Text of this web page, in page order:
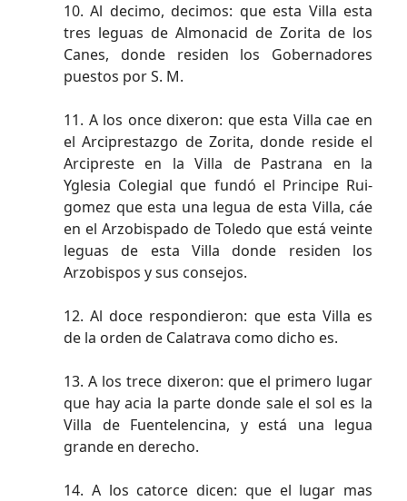
10. Al decimo, decimos: que esta Villa esta
tres leguas de Almonacid de Zorita de los
Canes, donde residen los Gobernadores
puestos por S. M.
11. A los once dixeron: que esta Villa cae en
el Arciprestazgo de Zorita, donde reside el
Arcipreste en la Villa de Pastrana en la
Yglesia Colegial que fundó el Principe Rui-
gomez que esta una legua de esta Villa, cáe
en el Arzobispado de Toledo que está veinte
leguas de esta Villa donde residen los
Arzobispos y sus consejos.
12. Al doce respondieron: que esta Villa es
de la orden de Calatrava como dicho es.
13. A los trece dixeron: que el primero lugar
que hay acia la parte donde sale el sol es la
Villa de Fuentelencina, y está una legua
grande en derecho.
14. A los catorce dicen: que el lugar mas